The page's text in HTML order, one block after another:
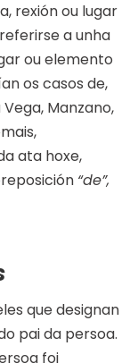
rexión ou lugar
a unha
ou elemento
os casos de,
Manzano,
ata hoxe,
“de”,
que designan
pai da persoa.
foi